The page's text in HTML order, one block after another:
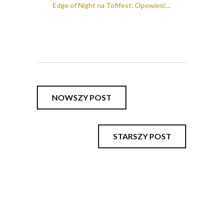
Edge of Night na Tofifest: Opowieść...
NOWSZY POST
STARSZY POST